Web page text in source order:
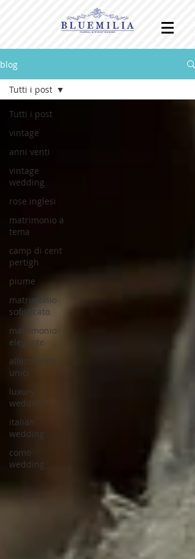
blog
Tutti i post
vintage
anni venti
vintage
wedding
rose inglesi
matrimonio a
tema
camp di cent
pertigh
piume
matrimonio
sofisticato
matrimonio
elegante
allestimenti
unici
luxury
wedding
italian
wedding
como
wedding
Tutti i post